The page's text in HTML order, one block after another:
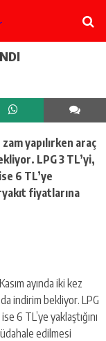
yapılırken araç
LPG 3 TL’yi,
6 TL’ye
fiyatlarına
ayında iki kez
indirim bekliyor. LPG
6 TL’ye yaklaştığını
edilmesi